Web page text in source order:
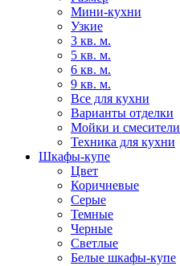
Мини-кухни
Узкие
3 кв. м.
5 кв. м.
6 кв. м.
9 кв. м.
Все для кухни
Варианты отделки
Мойки и смесители
Техника для кухни
Шкафы-купе
Цвет
Коричневые
Серые
Темные
Черные
Светлые
Белые шкафы-купе